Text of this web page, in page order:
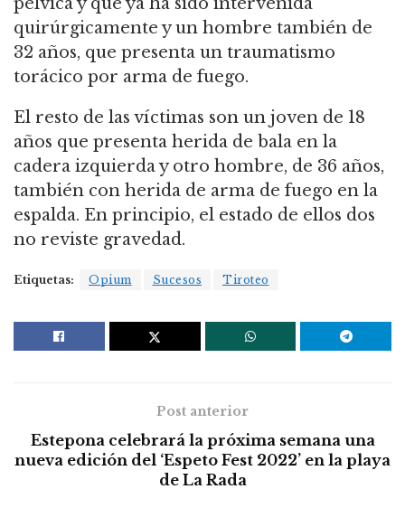
quirúrgicamente y un hombre también de
32 años, que presenta un traumatismo
torácico por arma de fuego.
El resto de las víctimas son un joven de 18
años que presenta herida de bala en la
cadera izquierda y otro hombre, de 36 años,
también con herida de arma de fuego en la
espalda. En principio, el estado de ellos dos
no reviste gravedad.
Etiquetas: Opium Sucesos Tiroteo
Post anterior
Estepona celebrará la próxima semana una
nueva edición del ‘Espeto Fest 2022’ en la playa
de La Rada